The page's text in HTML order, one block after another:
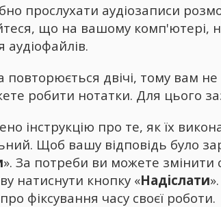
прослухати аудіозаписи
що на вашому комп'ютері,
аудіофайлів.
двічі, тому вам
робити нотатки. Для цього
інструкцію про те, як їх
Щоб вашу відповідь було
». За потреби ви можете змінити
натиснути кнопку «Надіслати
фіксування часу своєї роботи.